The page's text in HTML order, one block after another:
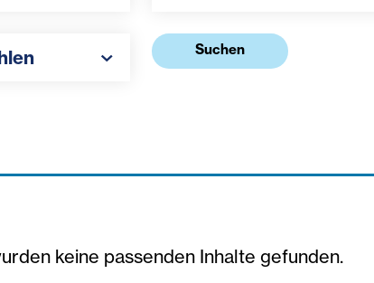
Suchen
keine passenden Inhalte gefunden.